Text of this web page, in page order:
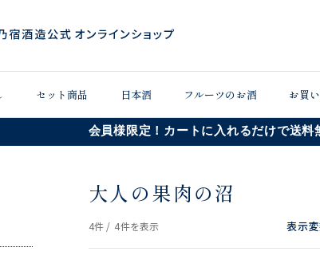
セット商品 日本酒 フルーツのお酒 お買
会員様限定！カートに入れるだけで送料
大人の果肉の沼
4件 / 4件を表示 表示変